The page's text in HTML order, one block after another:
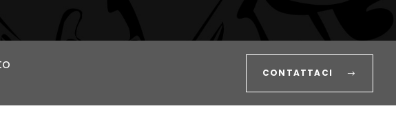
CONTATTACI